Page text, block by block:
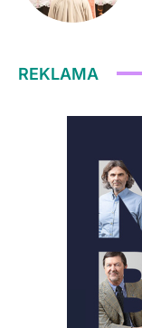
REKLAMA